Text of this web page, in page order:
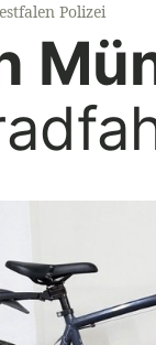
Polizei